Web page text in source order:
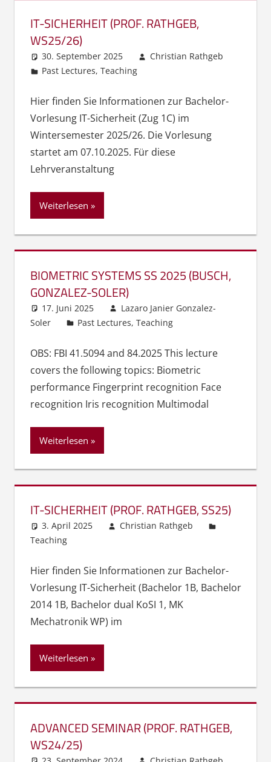
IT-SICHERHEIT (PROF. RATHGEB,
WS25/26)
30. September 2025
Christian Rathgeb
Past Lectures,Teaching
Hier finden Sie Informationen zur Bachelor-
Vorlesung IT-Sicherheit (Zug 1C) im
Wintersemester 2025/26. Die Vorlesung
startet am 07.10.2025. Für diese
Lehrveranstaltung
Weiterlesen
BIOMETRIC SYSTEMS SS 2025 (BUSCH,
GONZALEZ-SOLER)
17. Juni 2025
Lazaro Janier Gonzalez-
Soler
Past Lectures,Teaching
OBS: FBI 41.5094 and 84.2025 This lecture
covers the following topics: Biometric
performance Fingerprint recognition Face
recognition Iris recognition Multimodal
Weiterlesen
IT-SICHERHEIT (PROF. RATHGEB, SS25)
3. April 2025
Christian Rathgeb
Teaching
Hier finden Sie Informationen zur Bachelor-
Vorlesung IT-Sicherheit (Bachelor 1B, Bachelor
2014 1B, Bachelor dual KoSI 1, MK
Mechatronik WP) im
Weiterlesen
ADVANCED SEMINAR (PROF. RATHGEB,
WS24/25)